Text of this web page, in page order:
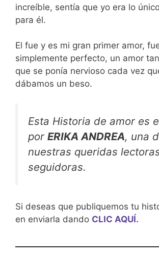
increíble, sentía que yo era lo
para él.
El fue y es mi gran primer amor,
simplemente perfecto, un amor
que se ponía nervioso cada vez
dábamos un beso.
Esta Historia de amor es
por ERIKA ANDREA, una
nuestras queridas
seguidoras.
Si deseas que publiquemos tu
en enviarla dando CLIC AQUÍ.